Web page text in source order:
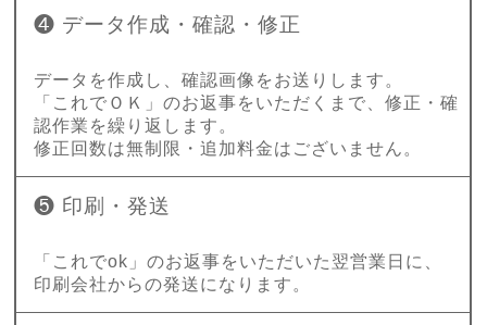
❹ データ作成・確認・修正
データを作成し、確認画像をお送りします。
「これでＯＫ」のお返事をいただくまで、修正・確
認作業を繰り返します。
修正回数は無制限・追加料金はございません。
❺ 印刷・発送
「これでok」のお返事をいただいた翌営業日に、
印刷会社からの発送になります。